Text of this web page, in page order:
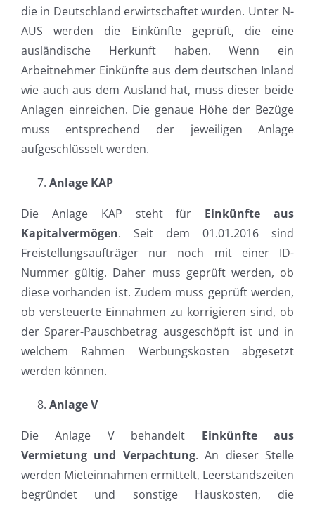
die in Deutschland erwirtschaftet wurden. Unter N-
AUS werden die Einkünfte geprüft, die eine
ausländische Herkunft haben. Wenn ein
Arbeitnehmer Einkünfte aus dem deutschen Inland
wie auch aus dem Ausland hat, muss dieser beide
Anlagen einreichen. Die genaue Höhe der Bezüge
muss entsprechend der jeweiligen Anlage
aufgeschlüsselt werden.
Anlage KAP
Die Anlage KAP steht für Einkünfte aus
Kapitalvermögen. Seit dem 01.01.2016 sind
Freistellungsaufträger nur noch mit einer ID-
Nummer gültig. Daher muss geprüft werden, ob
diese vorhanden ist. Zudem muss geprüft werden,
ob versteuerte Einnahmen zu korrigieren sind, ob
der Sparer-Pauschbetrag ausgeschöpft ist und in
welchem Rahmen Werbungskosten abgesetzt
werden können.
Anlage V
Die Anlage V behandelt Einkünfte aus
Vermietung und Verpachtung. An dieser Stelle
werden Mieteinnahmen ermittelt, Leerstandszeiten
begründet und sonstige Hauskosten, die